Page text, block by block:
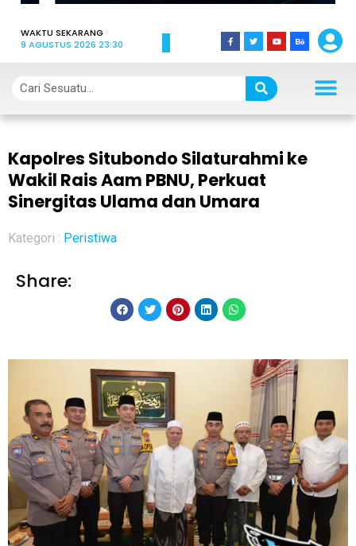
WAKTU SEKARANG
9 AGUSTUS 2026 23:30
Kapolres Situbondo Silaturahmi ke
Wakil Rais Aam PBNU, Perkuat
Sinergitas Ulama dan Umara
Kategori : Peristiwa
Share: